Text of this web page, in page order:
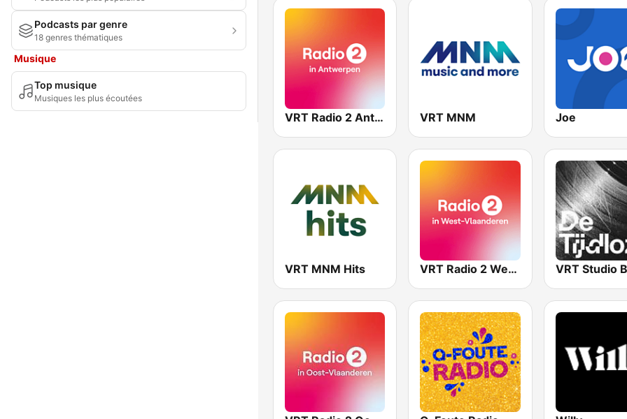
Podcasts par genre
18 genres thématiques
Musique
Top musique
Musiques les plus écoutées
VRT Radio 2 Antwerpen VRT MNM Joe
VRT MNM Hits VRT Radio 2 West-Vlaanderen